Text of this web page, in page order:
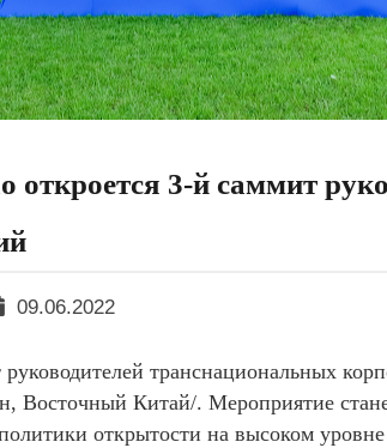
откроется 3-й саммит
09.06.2022
транснациональных
Восточный Китай/. Мероприятие
открытости на высоком